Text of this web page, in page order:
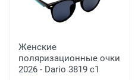
Женские
поляризационные очки
2026 - Dario 3819 с1